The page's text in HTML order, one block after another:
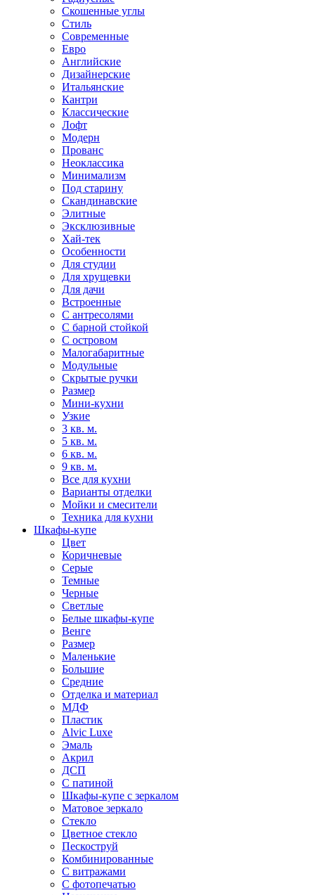
Скошенные углы
Стиль
Современные
Евро
Английские
Дизайнерские
Итальянские
Кантри
Классические
Лофт
Модерн
Прованс
Неоклассика
Минимализм
Под старину
Скандинавские
Элитные
Эксклюзивные
Хай-тек
Особенности
Для студии
Для хрущевки
Для дачи
Встроенные
С антресолями
С барной стойкой
С островом
Малогабаритные
Модульные
Скрытые ручки
Размер
Мини-кухни
Узкие
3 кв. м.
5 кв. м.
6 кв. м.
9 кв. м.
Все для кухни
Варианты отделки
Мойки и смесители
Техника для кухни
Шкафы-купе
Цвет
Коричневые
Серые
Темные
Черные
Светлые
Белые шкафы-купе
Венге
Размер
Маленькие
Большие
Средние
Отделка и материал
МДФ
Пластик
Alvic Luxe
Эмаль
Акрил
ДСП
С патиной
Шкафы-купе с зеркалом
Матовое зеркало
Стекло
Цветное стекло
Пескоструй
Комбинированные
С витражами
С фотопечатью